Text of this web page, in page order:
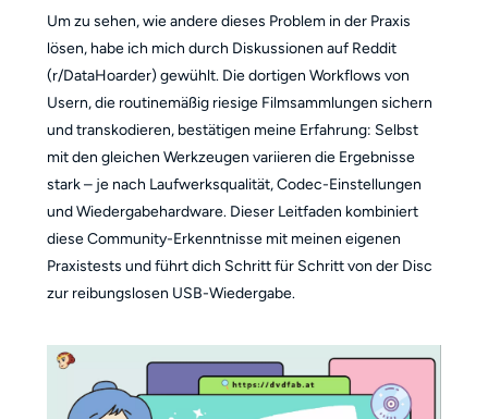
Um zu sehen, wie andere dieses Problem in der Praxis
lösen, habe ich mich durch Diskussionen auf Reddit
(r/DataHoarder) gewühlt. Die dortigen Workflows von
Usern, die routinemäßig riesige Filmsammlungen sichern
und transkodieren, bestätigen meine Erfahrung: Selbst
mit den gleichen Werkzeugen variieren die Ergebnisse
stark – je nach Laufwerksqualität, Codec-Einstellungen
und Wiedergabehardware. Dieser Leitfaden kombiniert
diese Community-Erkenntnisse mit meinen eigenen
Praxistests und führt dich Schritt für Schritt von der Disc
zur reibungslosen USB-Wiedergabe.